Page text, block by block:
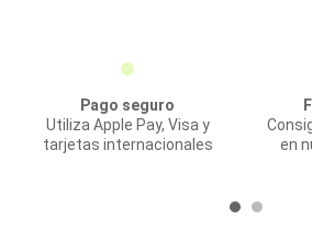
Pago seguro
Utiliza Apple Pay, Visa y
tarjetas internacionales
en